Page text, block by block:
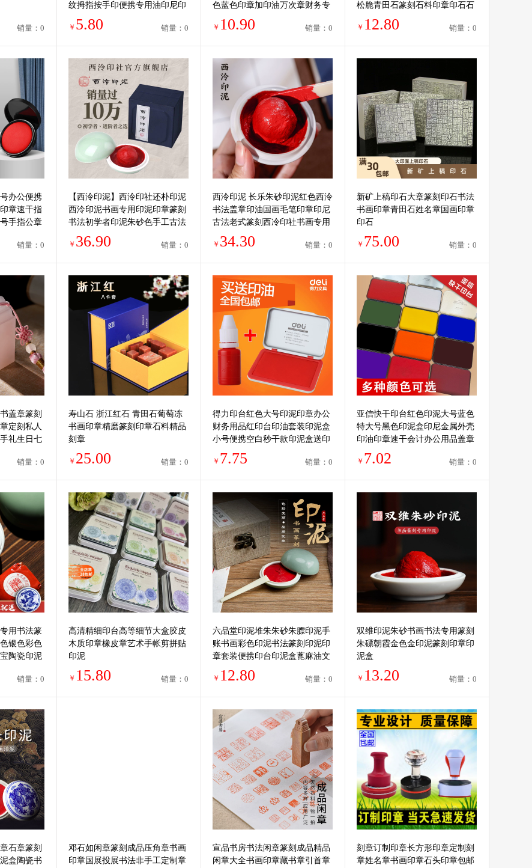
销量：0
纹拇指按手印便携专用油印尼印
油印盒加印方形
￥ 5.80 销量：0
色蓝色印章加印油万次章财务专
用非原子非回墨
￥ 10.90 销量：0
松脆青田石篆刻石料印章印石石
头练习章料教学
￥ 12.80 销量：0
办公便携
章速干指
手指公章
销量：0
【西泠印泥】西泠印社还朴印泥
西泠印泥书画专用印泥印章篆刻
书法初学者印泥朱砂色手工古法
专业印尼印台
￥ 36.90 销量：0
西泠印泥 长乐朱砂印泥红色西泠
书法盖章印油国画毛笔印章印尼
古法老式篆刻西冷印社书画专用
传统仿古礼物
￥ 34.30 销量：0
新矿上稿印石大章篆刻印石书法
书画印章青田石姓名章国画印章
印石
￥ 75.00 销量：0
盖章篆刻
定刻私人
礼生日七
销量：0
寿山石 浙江红石 青田石葡萄冻
书画印章精磨篆刻印章石料精品
刻章
￥ 25.00 销量：0
得力印台红色大号印泥印章办公
财务用品红印台印油套装印泥盒
小号便携空白秒干款印泥盒送印
油印章按手印工具
￥ 7.75 销量：0
亚信快干印台红色印泥大号蓝色
特大号黑色印泥盒印尼金属外壳
印油印章速干会计办公用品盖章
儿童婴儿手脚印
￥ 7.02 销量：0
用书法篆
银色彩色
陶瓷印泥
销量：0
高清精细印台高等细节大盒胶皮
木质印章橡皮章艺术手帐剪拼贴
印泥
￥ 15.80 销量：0
六品堂印泥堆朱朱砂朱膘印泥手
账书画彩色印泥书法篆刻印泥印
章套装便携印台印泥盒蓖麻油文
房四宝陶瓷盒
￥ 12.80 销量：0
双维印泥朱砂书画书法专用篆刻
朱磦朝霞金色金印泥篆刻印章印
泥盒
￥ 13.20 销量：0
石章篆刻
盒陶瓷书
邓石如闲章篆刻成品压角章书画
印章国展投展书法非手工定制章
宣品书房书法闲章篆刻成品精品
闲章大全书画印章藏书章引首章
刻章订制印章长方形印章定制刻
章姓名章书画印章石头印章包邮